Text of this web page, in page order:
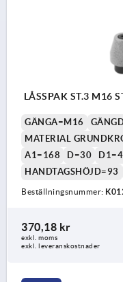
LÅSSPAK ST.3 M16
GÄNGA=M16
MATERIAL
A1=168
D=30
HANDTAGSHÖJD=93
Beställningsnummer:
370,18 kr
exkl. moms
exkl. leveranskostnader